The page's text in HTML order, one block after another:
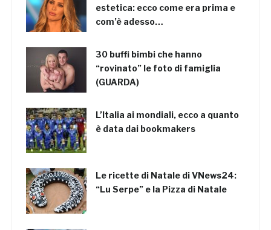
estetica: ecco come era prima e
com’è adesso…
30 buffi bimbi che hanno
“rovinato” le foto di famiglia
(GUARDA)
L’Italia ai mondiali, ecco a quanto
è data dai bookmakers
Le ricette di Natale di VNews24:
“Lu Serpe” e la Pizza di Natale